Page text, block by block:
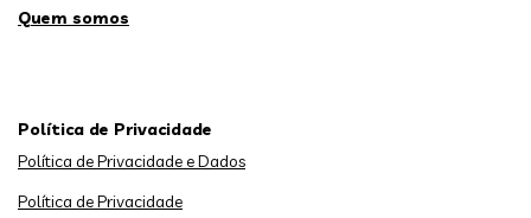
Quem somos
Política de Privacidade
Política de Privacidade e Dados
Política de Privacidade